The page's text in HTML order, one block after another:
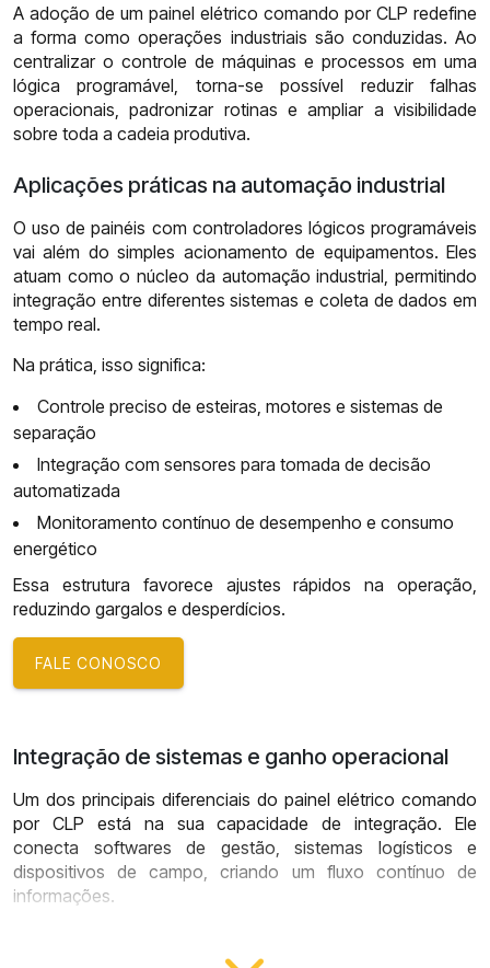
A adoção de um painel elétrico comando por CLP redefine
a forma como operações industriais são conduzidas. Ao
centralizar o controle de máquinas e processos em uma
lógica programável, torna-se possível reduzir falhas
operacionais, padronizar rotinas e ampliar a visibilidade
sobre toda a cadeia produtiva.
Aplicações práticas na automação industrial
O uso de painéis com controladores lógicos programáveis
vai além do simples acionamento de equipamentos. Eles
atuam como o núcleo da automação industrial, permitindo
integração entre diferentes sistemas e coleta de dados em
tempo real.
Na prática, isso significa:
Controle preciso de esteiras, motores e sistemas de
separação
Integração com sensores para tomada de decisão
automatizada
Monitoramento contínuo de desempenho e consumo
energético
Essa estrutura favorece ajustes rápidos na operação,
reduzindo gargalos e desperdícios.
FALE CONOSCO
Integração de sistemas e ganho operacional
Um dos principais diferenciais do painel elétrico comando
por CLP está na sua capacidade de integração. Ele
conecta softwares de gestão, sistemas logísticos e
dispositivos de campo, criando um fluxo contínuo de
informações.